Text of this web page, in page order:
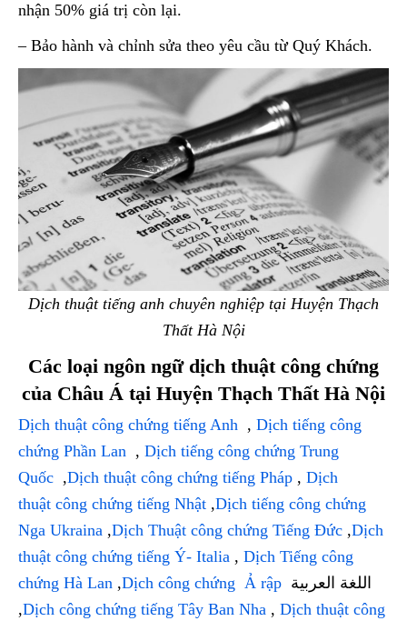
nhận 50% giá trị còn lại.
– Bảo hành và chỉnh sửa theo yêu cầu từ Quý Khách.
Dịch thuật tiếng anh chuyên nghiệp tại Huyện Thạch
Thất Hà Nội
Các loại ngôn ngữ dịch thuật công chứng
của Châu Á tại Huyện Thạch Thất Hà Nội
Dịch thuật công chứng tiếng Anh , Dịch tiếng công
chứng Phần Lan , Dịch tiếng công chứng Trung
Quốc ,Dịch thuật công chứng tiếng Pháp , Dịch
thuật công chứng tiếng Nhật ,Dịch tiếng công chứng
Nga Ukraina ,Dịch Thuật công chứng Tiếng Đức ,Dịch
thuật công chứng tiếng Ý- Italia , Dịch Tiếng công
chứng Hà Lan ,Dịch công chứng Ả rập
,Dịch công chứng tiếng Tây Ban Nha , Dịch thuật công